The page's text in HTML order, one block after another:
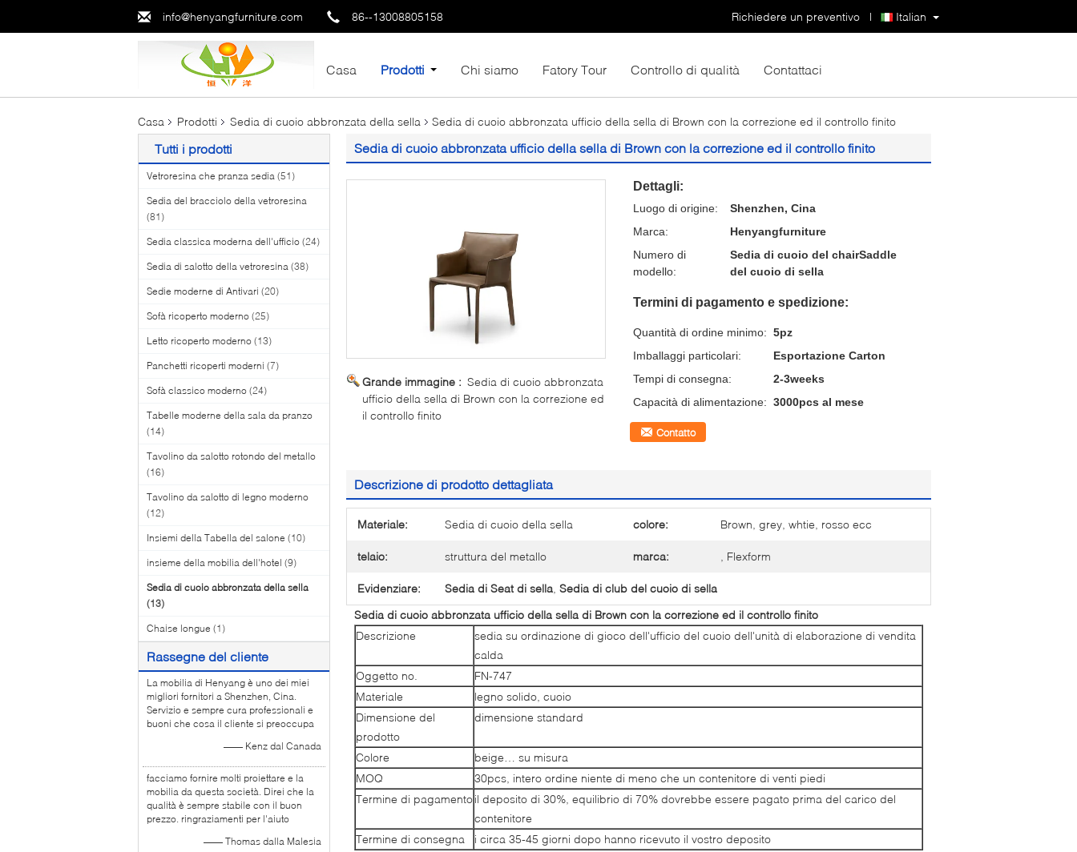
info@henyangfurniture.com 86--13008805158 Italian
Richiedere un preventivo |
Casa Prodotti Chi siamo Fatory Tour Controllo di qualità Contattaci
Casa Prodotti Sedia di cuoio abbronzata della sella Sedia di cuoio abbronzata ufficio della sella di Brown con la correzione ed il controllo finito
Tutti i prodotti
Vetroresina che pranza sedia (51)
Sedia del bracciolo della vetroresina
(81)
Sedia classica moderna dell'ufficio (24)
Sedia di salotto della vetroresina (38)
Sedie moderne di Antivari (20)
Sofà ricoperto moderno (25)
Letto ricoperto moderno (13)
Panchetti ricoperti moderni (7)
Sofà classico moderno (24)
Tabelle moderne della sala da pranzo
(14)
Tavolino da salotto rotondo del metallo
(16)
Tavolino da salotto di legno moderno
(12)
Insiemi della Tabella del salone (10)
insieme della mobilia dell'hotel (9)
Sedia di cuoio abbronzata della sella
(13)
Chaise longue (1)
Rassegne del cliente
La mobilia di Henyang è uno dei miei
migliori fornitori a Shenzhen, Cina.
Servizio e sempre cura professionali e
buoni che cosa il cliente si preoccupa
—— Kenz dal Canada
facciamo fornire molti proiettare e la
mobilia da questa società. Direi che la
qualità è sempre stabile con il buon
prezzo. ringraziamenti per l'aiuto
—— Thomas dalla Malesia
Sedia di cuoio abbronzata ufficio della sella di Brown con la correzione ed il controllo finito
Grande immagine : Sedia di cuoio abbronzata
ufficio della sella di Brown con la correzione ed
il controllo finito
Dettagli:
Luogo di origine:
Shenzhen, Cina
Marca:
Henyangfurniture
Numero di
modello:
Sedia di cuoio del chairSaddle
del cuoio di sella
Termini di pagamento e spedizione:
Quantità di ordine minimo: 5pz
Imballaggi particolari:
Esportazione Carton
Tempi di consegna:
2-3weeks
Capacità di alimentazione: 3000pcs al mese
Contatto
Descrizione di prodotto dettagliata
Materiale: Sedia di cuoio della sella colore: Brown, grey, whtie, rosso ecc
telaio: struttura del metallo marca: , Flexform
Evidenziare: Sedia di Seat di sella Sedia di club del cuoio di sella
Sedia di cuoio abbronzata ufficio della sella di Brown con la correzione ed il controllo finito
Descrizione
sedia su ordinazione di gioco dell'ufficio del cuoio dell'unità di elaborazione di vendita
calda
Oggetto no.
FN-747
Materiale
legno solido, cuoio
Dimensione del
prodotto
dimensione standard
Colore
beige… su misura
MOQ
30pcs, intero ordine niente di meno che un contenitore di venti piedi
Termine di pagamentoil deposito di 30%, equilibrio di 70% dovrebbe essere pagato prima del carico del
contenitore
Termine di consegna
i circa 35-45 giorni dopo hanno ricevuto il vostro deposito